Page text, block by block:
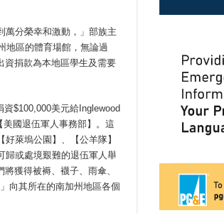
萬分榮幸和激動，」部族主
地區的體育場館，無論過
資捐款為本地區學生及需要
$100,000美元給Inglewood
國退伍軍人事務部】。這
萊塢公園】、【公羊隊】
歸或處境艱難的退伍軍人舉
獲得被褥、襪子、雨傘、
向其所在的南加州地區各個